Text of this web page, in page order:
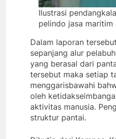
Ilustrasi
pelindo jasa maritim
Dalam laporan
sepanjang alur
yang berasal dari
tersebut maka setiap
menggarisbawahi
oleh
aktivitas manusia.
struktur pantai.